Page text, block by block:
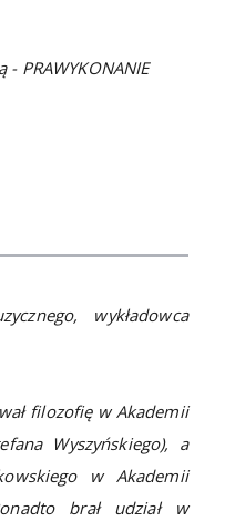
PRAWYKONANIE
wykładowca
filozofię w Akademii
Wyszyńskiego), a
w Akademii
brał udział w